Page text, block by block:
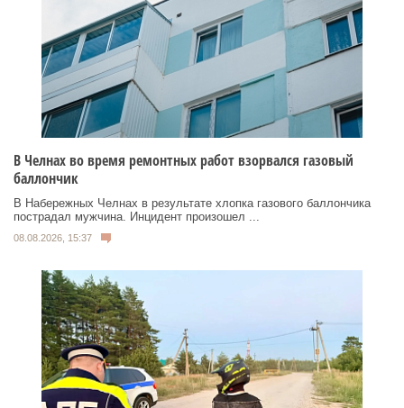
В Челнах во время ремонтных работ взорвался газовый
баллончик
В Набережных Челнах в результате хлопка газового баллончика
пострадал мужчина. Инцидент произошел ...
08.08.2026, 15:37